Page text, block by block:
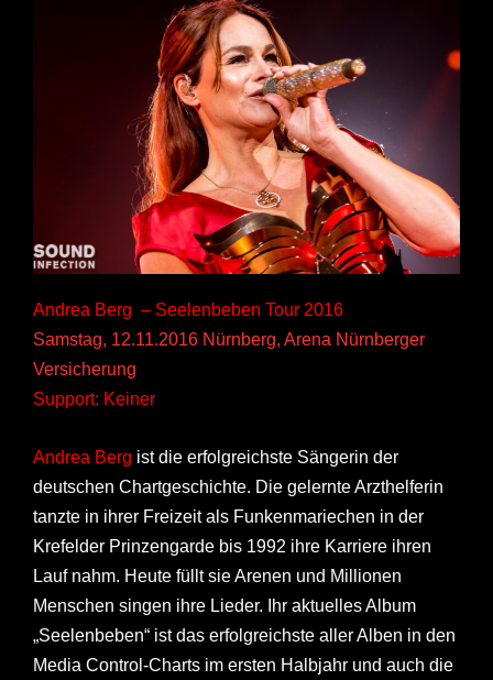
Andrea Berg – Seelenbeben Tour 2016
Samstag, 12.11.2016 Nürnberg, Arena Nürnberger
Versicherung
Support: Keiner
Andrea Berg ist die erfolgreichste Sängerin der
deutschen Chartgeschichte. Die gelernte Arzthelferin
tanzte in ihrer Freizeit als Funkenmariechen in der
Krefelder Prinzengarde bis 1992 ihre Karriere ihren
Lauf nahm. Heute füllt sie Arenen und Millionen
Menschen singen ihre Lieder. Ihr aktuelles Album
„Seelenbeben“ ist das erfolgreichste aller Alben in den
Media Control-Charts im ersten Halbjahr und auch die